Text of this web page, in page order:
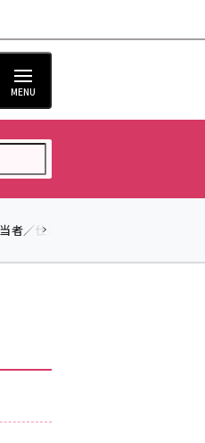
MENU
者／仕事